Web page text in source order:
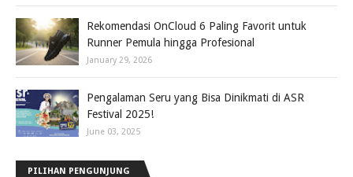
Rekomendasi OnCloud 6 Paling Favorit untuk
Runner Pemula hingga Profesional
January 29, 2026
Pengalaman Seru yang Bisa Dinikmati di ASR
Festival 2025!
June 03, 2025
PILIHAN PENGUNJUNG